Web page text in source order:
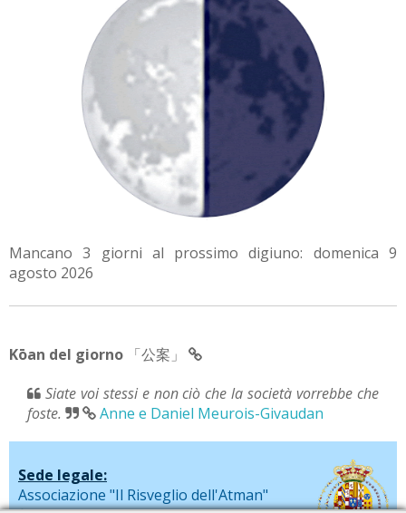
Mancano 3 giorni al prossimo digiuno: domenica 9
agosto 2026
Kōan del giorno 「公案」
Siate voi stessi e non ciò che la società vorrebbe che
foste.
Anne e Daniel Meurois-Givaudan
Sede legale:
Associazione "Il Risveglio dell'Atman"